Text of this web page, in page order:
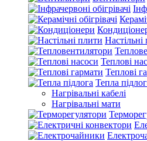
Настільні
Теплові
Теплові
Тепла
Нагрівальні кабелі
Нагрівальні мати